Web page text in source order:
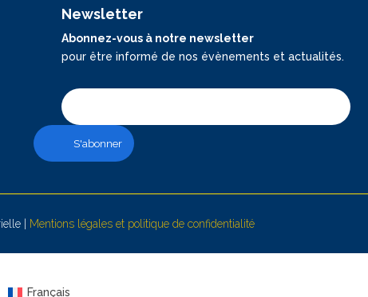
Newsletter
Abonnez-vous à notre newsletter
pour être informé de nos évènements et actualités.
| Mentions légales et politique de confidentialité
Français